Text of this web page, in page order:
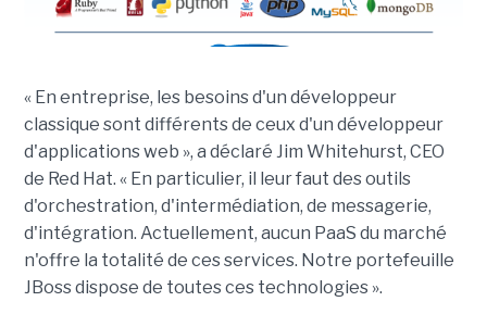
« En entreprise, les besoins d'un développeur
classique sont différents de ceux d'un développeur
d'applications web », a déclaré Jim Whitehurst, CEO
de Red Hat. « En particulier, il leur faut des outils
d'orchestration, d'intermédiation, de messagerie,
d'intégration. Actuellement, aucun PaaS du marché
n'offre la totalité de ces services. Notre portefeuille
JBoss dispose de toutes ces technologies ».